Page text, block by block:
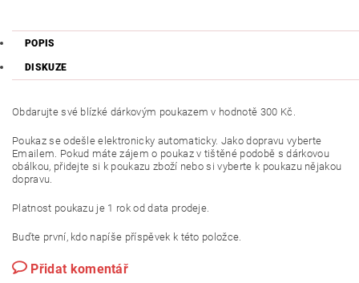
POPIS
DISKUZE
Obdarujte své blízké dárkovým poukazem v hodnotě 300 Kč.
Poukaz se odešle elektronicky automaticky. Jako dopravu vyberte
Emailem. Pokud máte zájem o poukaz v tištěné podobě s dárkovou
obálkou, přidejte si k poukazu zboží nebo si vyberte k poukazu nějakou
dopravu.
Platnost poukazu je 1 rok od data prodeje.
Buďte první, kdo napíše příspěvek k této položce.
Přidat komentář